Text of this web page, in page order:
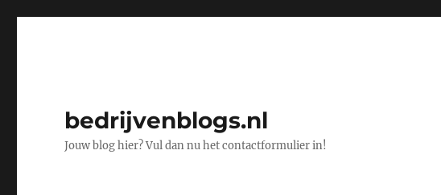
bedrijvenblogs.nl
Jouw blog hier? Vul dan nu het contactformulier in!